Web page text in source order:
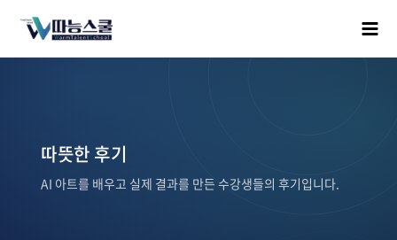
따뜻한 후기
AI 아트를 배우고 실제 결과를 만든 수강생들의 후기입니다.